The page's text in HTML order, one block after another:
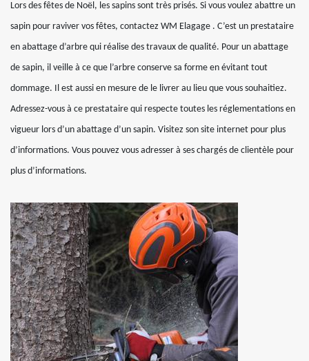
Lors des fêtes de Noël, les sapins sont très prisés. Si vous voulez abattre un
sapin pour raviver vos fêtes, contactez WM Elagage . C’est un prestataire
en abattage d’arbre qui réalise des travaux de qualité. Pour un abattage
de sapin, il veille à ce que l’arbre conserve sa forme en évitant tout
dommage. Il est aussi en mesure de le livrer au lieu que vous souhaitiez.
Adressez-vous à ce prestataire qui respecte toutes les réglementations en
vigueur lors d’un abattage d’un sapin. Visitez son site internet pour plus
d’informations. Vous pouvez vous adresser à ses chargés de clientèle pour
plus d’informations.